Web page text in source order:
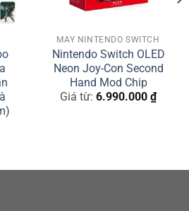
MÁY NINTENDO SWITCH
Nintendo Switch OLED
Neon Joy-Con Second
Hand Mod Chip
Giá từ: 6.990.000 ₫